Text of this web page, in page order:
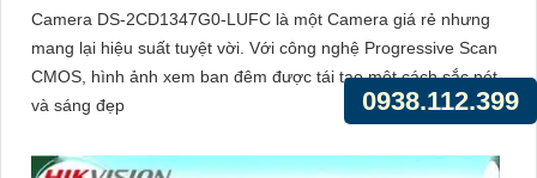
Camera DS-2CD1347G0-LUFC là một Camera giá rẻ nhưng
mang lại hiệu suất tuyệt vời. Với công nghệ Progressive Scan
CMOS, hình ảnh xem ban đêm được tái tạo một cách sắc nét
và sáng đẹp
0938.112.399